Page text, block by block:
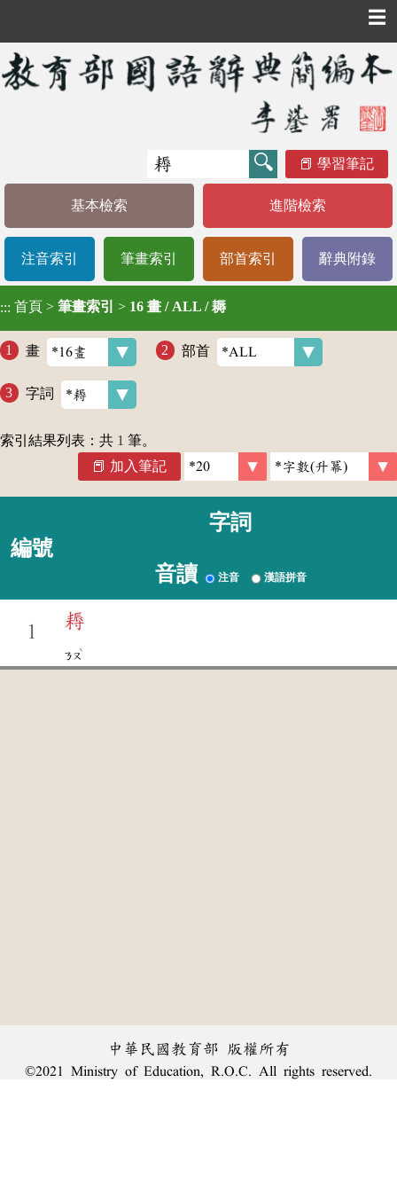
☰
學習筆記
基本檢索 進階檢索
注音索引 筆畫索引 部首索引 辭典附錄
::: 首頁 > 筆畫索引 > 16 畫 / ALL / 耨
畫 部首
字詞
索引結果列表：共 1 筆。
加入筆記
編號
字詞
音讀 注音 漢語拼音
1
耨
ㄋㄡ
ˋ
中華民國教育部 版權所有
©2021 Ministry of Education, R.O.C. All rights reserved.